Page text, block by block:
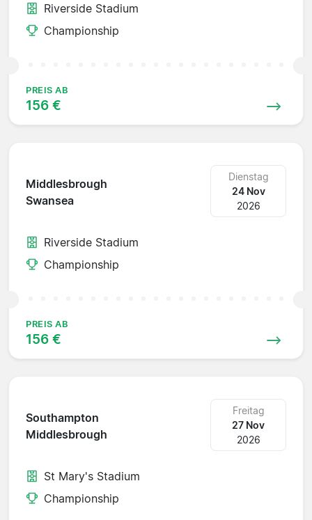
Riverside Stadium
Championship
PREIS AB
156 €
Middlesbrough
Swansea
Dienstag
24 Nov
2026
Riverside Stadium
Championship
PREIS AB
156 €
Southampton
Middlesbrough
Freitag
27 Nov
2026
St Mary's Stadium
Championship